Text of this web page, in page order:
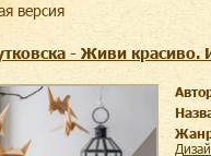
версия
- Живи